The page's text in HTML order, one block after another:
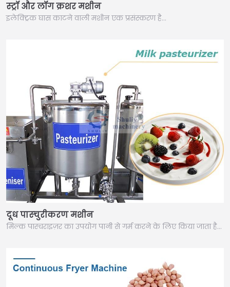
स्ट्रॉ और लॉग क्रशर मशीन
इलेक्ट्रिक घास काटने वाली मशीन एक प्रसंस्करण है…
दूध पास्चुरीकरण मशीन
मिल्क पास्चराइज़र का उपयोग पानी से गर्म करने के लिए किया जाता है…